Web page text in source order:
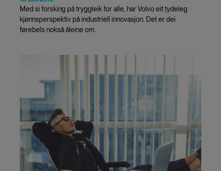
Med si forsking på tryggleik for alle, har Volvo eit tydeleg
kjønnsperspektiv på industriell innovasjon. Det er dei
førebels nokså åleine om.